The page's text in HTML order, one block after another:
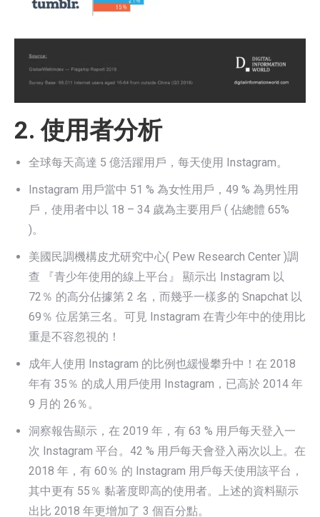
2. 使用者分析
全球每天高達 5 億活躍用戶，每天使用 Instagram。
Instagram 用戶當中 51 % 為女性用戶，49 % 為男性用
戶，使用者中以 18 – 34 歲為主要用戶 ( 佔總體 65%
)。
美國民調機構皮尤研究中心( Pew Research Center )調
查 『青少年使用的線上平台』 顯示出 Instagram 以
72％ 的高分佔據第 2 名，而幾乎一樣多的 Snapchat 以
69％ 位居第三名。可見 Instagram 在青少年中的使用比
重是不容忽視的！
成年人使用 Instagram 的比例也緩慢攀升中！在 2018
年有 35％ 的成人用戶使用 Instagram，已高於 2014 年
9 月的 26％。
洞察報告顯示，在 2019 年，有 63 % 用戶每天登入一
次 Instagram 平台。42 % 用戶每天會登入兩次以上。在
2018 年，有 60％ 的 Instagram 用戶每天使用該平台，
其中更有 55％ 黏著度即高的使用者。上述的資料顯示
出比 2018 年更增加了 3 個百分點。